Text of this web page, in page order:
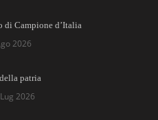
di Campione d’Italia
2026
patria
2026